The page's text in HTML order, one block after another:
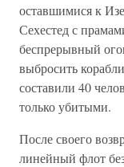
оставшимися к
Сехестед с
беспрерывный
выбросить
составили 40
только убитыми.
После своего
линейный флот